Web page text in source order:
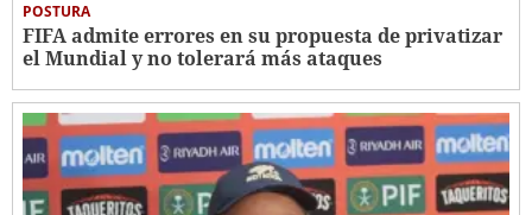
POSTURA
FIFA admite errores en su propuesta de privatizar
el Mundial y no tolerará más ataques